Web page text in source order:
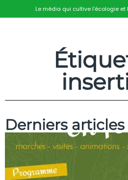
Le média qui cultive l’écologie et
Derniers articles